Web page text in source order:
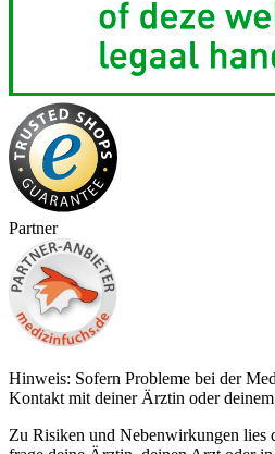
Partner
Hinweis: Sofern Probleme bei der
Kontakt mit deiner Ärztin oder
Zu Risiken und Nebenwirkungen lies